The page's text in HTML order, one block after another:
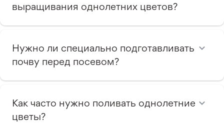
выращивания однолетних цветов?
Нужно ли специально подготавливать
почву перед посевом?
Как часто нужно поливать однолетние
цветы?